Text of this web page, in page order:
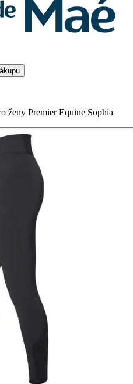
ženy Premier Equine Sophia